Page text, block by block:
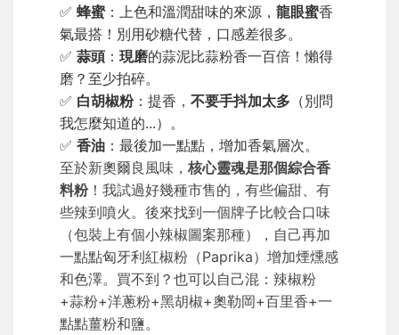
✅ 蜂蜜：上色和溫潤甜味的來源， 龍眼蜜香
氣最搭！別用砂糖代替，口感差很多。
✅ 蒜頭 ： 現磨的蒜泥比蒜粉香一百倍！懶得
磨？至少拍碎。
✅ 白胡椒粉：提香， 不要手抖加太多 （別問
我怎麼知道的...）。
✅ 香油 ：最後加一點點，增加香氣層次。
至於新奧爾良風味， 核心靈魂是那個綜合香
料粉！我試過好幾種市售的，有些偏甜、有
些辣到噴火。後來找到一個牌子比較合口味
（包裝上有個小辣椒圖案那種），自己再加
一點點匈牙利紅椒粉（Paprika）增加煙燻感
和色澤。買不到？也可以自己混：辣椒粉
+蒜粉+洋蔥粉+黑胡椒+奧勒岡+百里香+一
點點薑粉和鹽。